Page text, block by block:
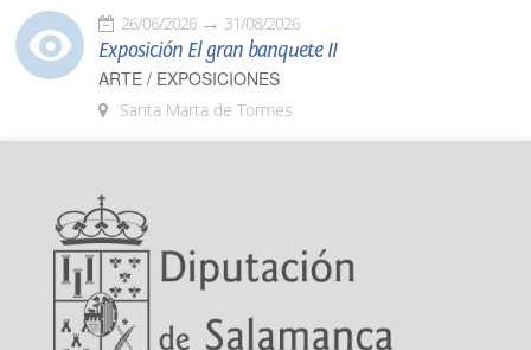
26/06/2026 31/08/2026
Exposición El gran banquete II
ARTE / EXPOSICIONES
Santa Marta de Tormes